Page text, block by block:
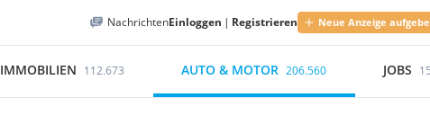
NachrichtenEinloggen | Registrieren Neue Anzeige
IMMOBILIEN 112.673 AUTO & MOTOR 206.560 JOBS